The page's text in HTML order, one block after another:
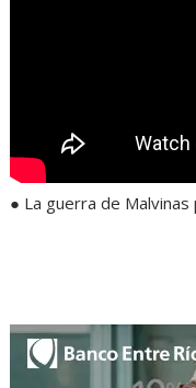
● La guerra de Malvinas